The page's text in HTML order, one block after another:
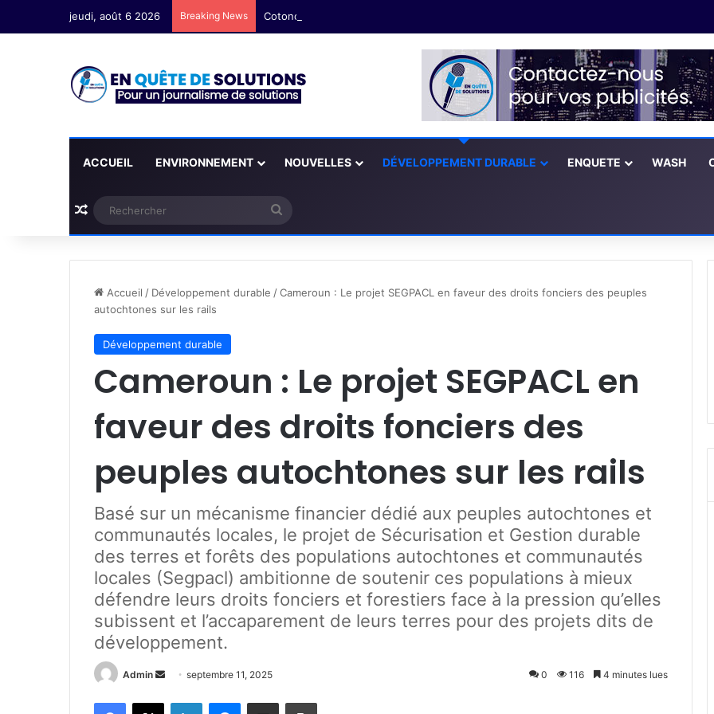
jeudi, août 6 2026 Breaking News
ACCUEIL ENVIRONNEMENT NOUVELLES DÉVELOPPEMENT DURABLE ENQUETE WASH
Plus d'articles
Accueil / Développement durable /Cameroun : Le projet SEGPACL en faveur des droits fonciers des peuples
autochtones sur les rails
Développement durable
Cameroun : Le projet SEGPACL en
faveur des droits fonciers des
peuples autochtones sur les rails
Basé sur un mécanisme financier dédié aux peuples autochtones et
communautés locales, le projet de Sécurisation et Gestion durable
des terres et forêts des populations autochtones et communautés
locales (Segpacl) ambitionne de soutenir ces populations à mieux
défendre leurs droits fonciers et forestiers face à la pression qu’elles
subissent et l’accaparement de leurs terres pour des projets dits de
développement.
Admin septembre 11, 2025 0 116 4 minutes lues